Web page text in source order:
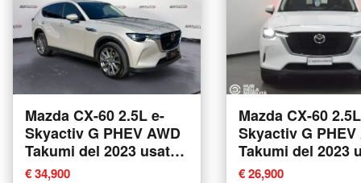
Mazda CX-60 2.5L e-
Skyactiv G PHEV AWD
Takumi del 2023 usata
a Verona
€ 34,900
Mazda CX-60
Skyactiv G PHEV
Takumi del 2023
a Foligno
€ 26,900